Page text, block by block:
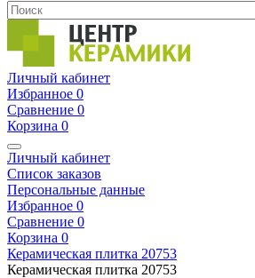
Личный кабинет
Избранное 0
Сравнение 0
Корзина 0
Личный кабинет
Список заказов
Персональные данные
Избранное 0
Сравнение 0
Корзина 0
Керамическая плитка 20753
Керамическая плитка 20753